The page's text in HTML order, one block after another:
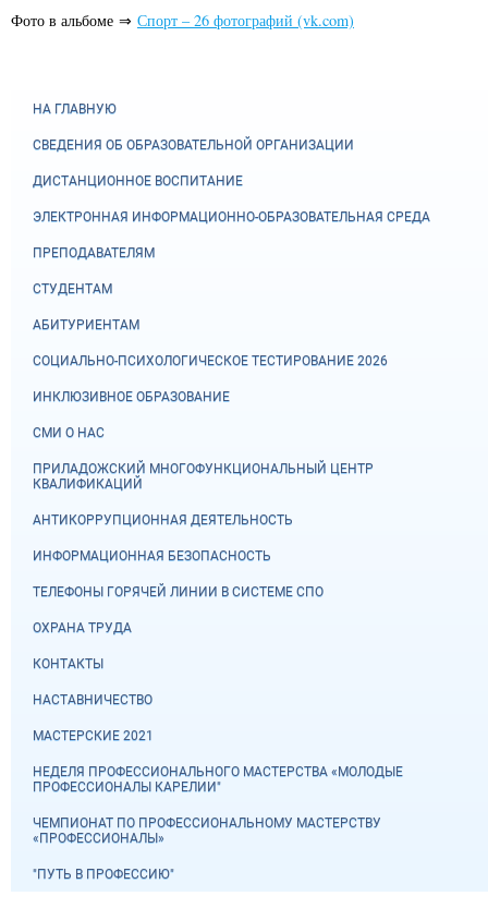
Фото в альбоме ⇒ Спорт – 26 фотографий (vk.com)
НА ГЛАВНУЮ
СВЕДЕНИЯ ОБ ОБРАЗОВАТЕЛЬНОЙ ОРГАНИЗАЦИИ
ДИСТАНЦИОННОЕ ВОСПИТАНИЕ
ЭЛЕКТРОННАЯ ИНФОРМАЦИОННО-ОБРАЗОВАТЕЛЬНАЯ СРЕДА
ПРЕПОДАВАТЕЛЯМ
СТУДЕНТАМ
АБИТУРИЕНТАМ
СОЦИАЛЬНО-ПСИХОЛОГИЧЕСКОЕ ТЕСТИРОВАНИЕ 2026
ИНКЛЮЗИВНОЕ ОБРАЗОВАНИЕ
СМИ О НАС
ПРИЛАДОЖСКИЙ МНОГОФУНКЦИОНАЛЬНЫЙ ЦЕНТР
КВАЛИФИКАЦИЙ
АНТИКОРРУПЦИОННАЯ ДЕЯТЕЛЬНОСТЬ
ИНФОРМАЦИОННАЯ БЕЗОПАСНОСТЬ
ТЕЛЕФОНЫ ГОРЯЧЕЙ ЛИНИИ В СИСТЕМЕ СПО
ОХРАНА ТРУДА
КОНТАКТЫ
НАСТАВНИЧЕСТВО
МАСТЕРСКИЕ 2021
НЕДЕЛЯ ПРОФЕССИОНАЛЬНОГО МАСТЕРСТВА «МОЛОДЫЕ
ПРОФЕССИОНАЛЫ КАРЕЛИИ"
ЧЕМПИОНАТ ПО ПРОФЕССИОНАЛЬНОМУ МАСТЕРСТВУ
«ПРОФЕССИОНАЛЫ»
"ПУТЬ В ПРОФЕССИЮ"